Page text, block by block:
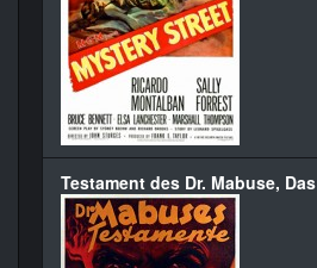
Testament des Dr. Mabuse, Das